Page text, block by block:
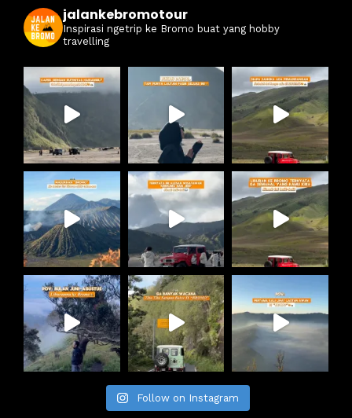
jalankebromotour
Inspirasi ngetrip ke Bromo buat yang hobby
travelling
Follow on Instagram